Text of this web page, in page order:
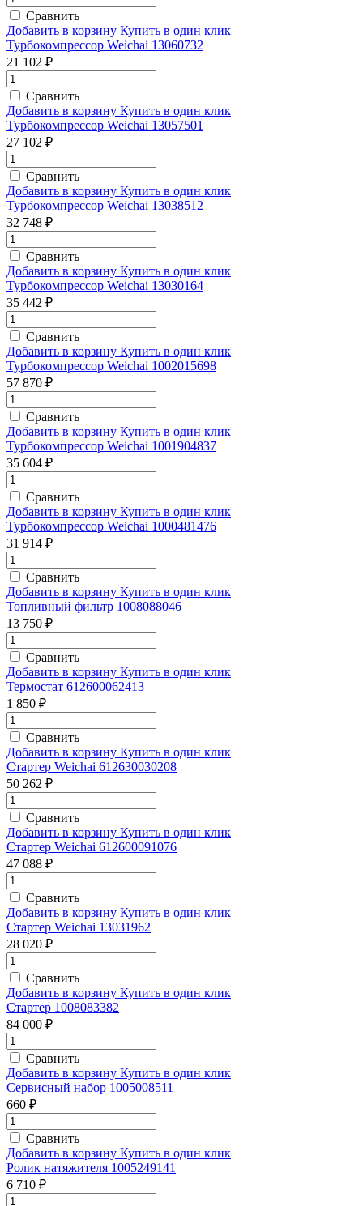
Сравнить
Добавить в корзину Купить в один клик
Турбокомпрессор Weichai 13060732
21 102 ₽
Сравнить
Добавить в корзину Купить в один клик
Турбокомпрессор Weichai 13057501
27 102 ₽
Сравнить
Добавить в корзину Купить в один клик
Турбокомпрессор Weichai 13038512
32 748 ₽
Сравнить
Добавить в корзину Купить в один клик
Турбокомпрессор Weichai 13030164
35 442 ₽
Сравнить
Добавить в корзину Купить в один клик
Турбокомпрессор Weichai 1002015698
57 870 ₽
Сравнить
Добавить в корзину Купить в один клик
Турбокомпрессор Weichai 1001904837
35 604 ₽
Сравнить
Добавить в корзину Купить в один клик
Турбокомпрессор Weichai 1000481476
31 914 ₽
Сравнить
Добавить в корзину Купить в один клик
Топливный фильтр 1008088046
13 750 ₽
Сравнить
Добавить в корзину Купить в один клик
Термостат 612600062413
1 850 ₽
Сравнить
Добавить в корзину Купить в один клик
Стартер Weichai 612630030208
50 262 ₽
Сравнить
Добавить в корзину Купить в один клик
Стартер Weichai 612600091076
47 088 ₽
Сравнить
Добавить в корзину Купить в один клик
Стартер Weichai 13031962
28 020 ₽
Сравнить
Добавить в корзину Купить в один клик
Стартер 1008083382
84 000 ₽
Сравнить
Добавить в корзину Купить в один клик
Сервисный набор 1005008511
660 ₽
Сравнить
Добавить в корзину Купить в один клик
Ролик натяжителя 1005249141
6 710 ₽